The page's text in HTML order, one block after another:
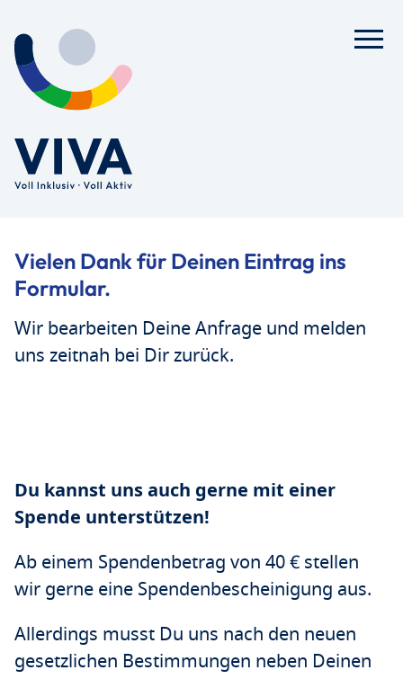
Vielen Dank für Deinen Eintrag ins
Formular.
Wir bearbeiten Deine Anfrage und melden
uns zeitnah bei Dir zurück.
Du kannst uns auch gerne mit einer
Spende unterstützen!
Ab einem Spendenbetrag von 40 € stellen
wir gerne eine Spendenbescheinigung aus.
Allerdings musst Du uns nach den neuen
gesetzlichen Bestimmungen neben Deinen